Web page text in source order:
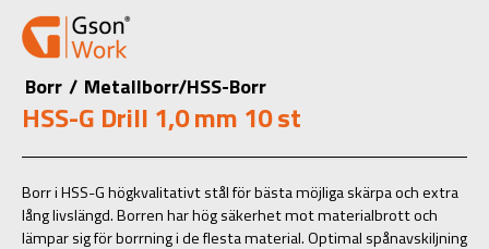
Borr / Metallborr/HSS-Borr
HSS-G Drill 1,0 mm 10 st
Borr i HSS-G högkvalitativt stål för bästa möjliga skärpa och extra
lång livslängd. Borren har hög säkerhet mot materialbrott och
lämpar sig för borrning i de flesta material. Optimal spånavskiljning